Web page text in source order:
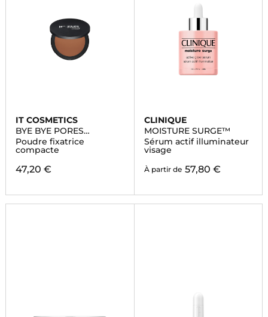
IT COSMETICS
BYE BYE PORES
PRESSED™
Poudre fixatrice
compacte
47,20 €
CLINIQUE
MOISTURE SURGE™
Sérum actif illuminateur
visage
À partir de 57,80 €